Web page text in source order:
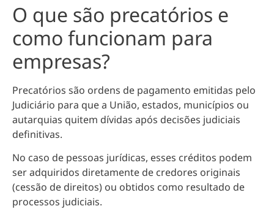
O que são precatórios e
como funcionam para
empresas?
Precatórios são ordens de pagamento emitidas pelo
Judiciário para que a União, estados, municípios ou
autarquias quitem dívidas após decisões judiciais
definitivas.
No caso de pessoas jurídicas, esses créditos podem
ser adquiridos diretamente de credores originais
(cessão de direitos) ou obtidos como resultado de
processos judiciais.